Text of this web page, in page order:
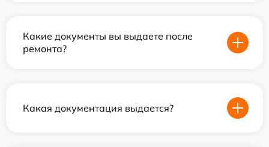
Какие документы вы выдаете после
ремонта?
Какая документация выдается?